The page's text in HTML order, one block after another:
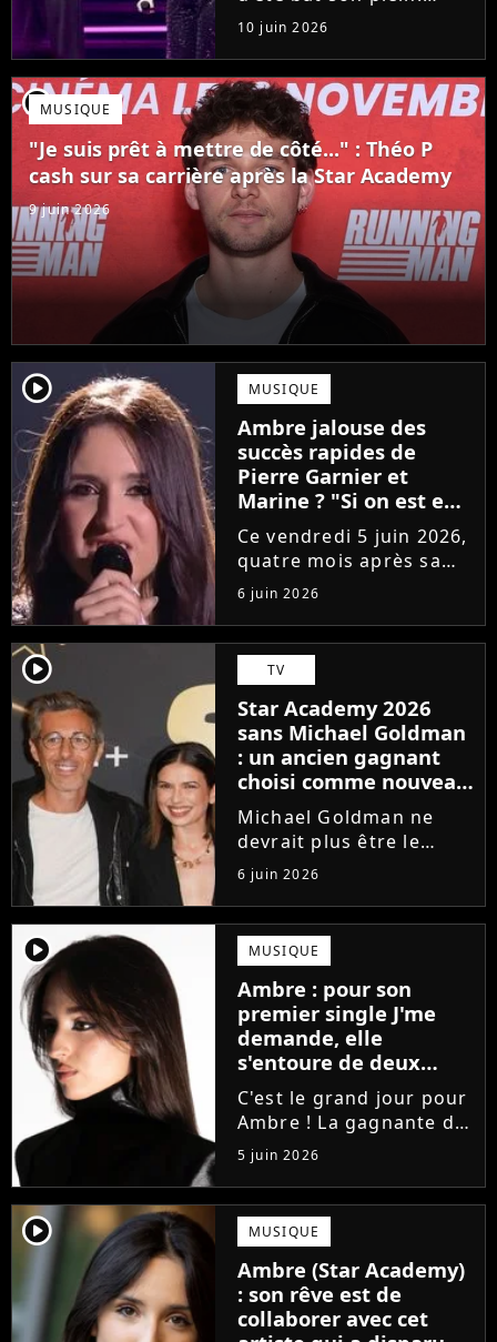
Avant sa venue à
Solidays ou aux
Francofolies, cette
chanteuse phare de la
pop francophone fait
une annonce de taille :
une fois sa tournée...
10 juin 2026
player2MUSIQUE
"Je suis prêt à mettre de côté..." : Théo P
cash sur sa carrière après la Star Academy
9 juin 2026
player2 MUSIQUE
Ambre jalouse des
succès rapides de
Pierre Garnier et
Marine ? "Si on est en
compétition..."
Ce vendredi 5 juin 2026,
quatre mois après sa
victoire à la Star
Academy, Ambre a
dévoilé J'me demande,
son premier single. Une
chanson arrivée
tardivement vis-à-vis
des carrières...
6 juin 2026
player2 TV
Star Academy 2026
sans Michael Goldman
: un ancien gagnant
choisi comme nouveau
directeur ?
Michael Goldman ne
devrait plus être le
directeur de la Star
Academy lors de la
saison 2026. Et pour lui
succéder, c'est un
ancien gagnant de
l'émission de TF1 qui
sera aujourd'hui...
6 juin 2026
player2 MUSIQUE
Ambre : pour son
premier single J'me
demande, elle
s'entoure de deux
proches de Slimane
C'est le grand jour pour
Ambre ! La gagnante de
la Star Academy fait ses
premiers pas dans
l'industrie en publiant
J'me demande, un
premier single que la
chanteuse a
confectionné avec...
5 juin 2026
player2 MUSIQUE
Ambre (Star Academy)
: son rêve est de
collaborer avec cet